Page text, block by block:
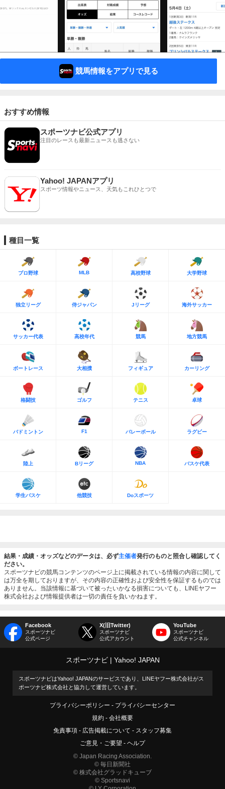
競馬情報をアプリで見る
おすすめ情報
スポーツナビ公式アプリ
注目のレースも最新ニュースも逃さない
Yahoo! JAPANアプリ
スポーツ情報やニュース、天気もこれひとつで
種目一覧
プロ野球 MLB 高校野球 大学野球
独立リーグ 侍ジャパン Jリーグ 海外サッカー
サッカー代表 高校年代 競馬 地方競馬
ボートレース 大相撲 フィギュア カーリング
格闘技 ゴルフ テニス 卓球
バドミントン F1 バレーボール ラグビー
陸上 Bリーグ NBA バスケ代表
学生バスケ 他競技 Doスポーツ
結果・成績・オッズなどのデータは、必ず主催者発行のものと照合し確認してく
ださい。
スポーツナビの競馬コンテンツのページ上に掲載されている情報の内容に関して
は万全を期しておりますが、その内容の正確性および安全性を保証するものでは
ありません。当該情報に基づいて被ったいかなる損害についても、LINEヤフー
株式会社および情報提供者は一切の責任を負いかねます。
Facebook
スポーツナビ
公式ページ
X(旧Twitter)
スポーツナビ
公式アカウント
YouTube
スポーツナビ
公式チャンネル
スポーツナビ Yahoo! JAPAN
スポーツナビはYahoo! JAPANのサービスであり、LINEヤフー株式会社がス
ポーツナビ株式会社と協力して運営しています。
プライバシーポリシー
プライバシーセンター
規約
会社概要
免責事項
広告掲載について
スタッフ募集
ご意見・ご要望
ヘルプ
© Japan Racing Association.
© 毎日新聞社
© 株式会社グラッドキューブ
© Sportsnavi